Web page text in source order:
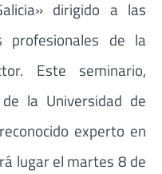
dirigido a las
profesionales de la
Este seminario,
la Universidad de
experto en
lugar el martes 8 de